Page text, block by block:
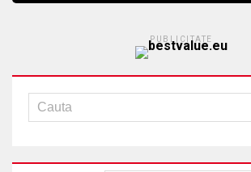
PUBLICITATE